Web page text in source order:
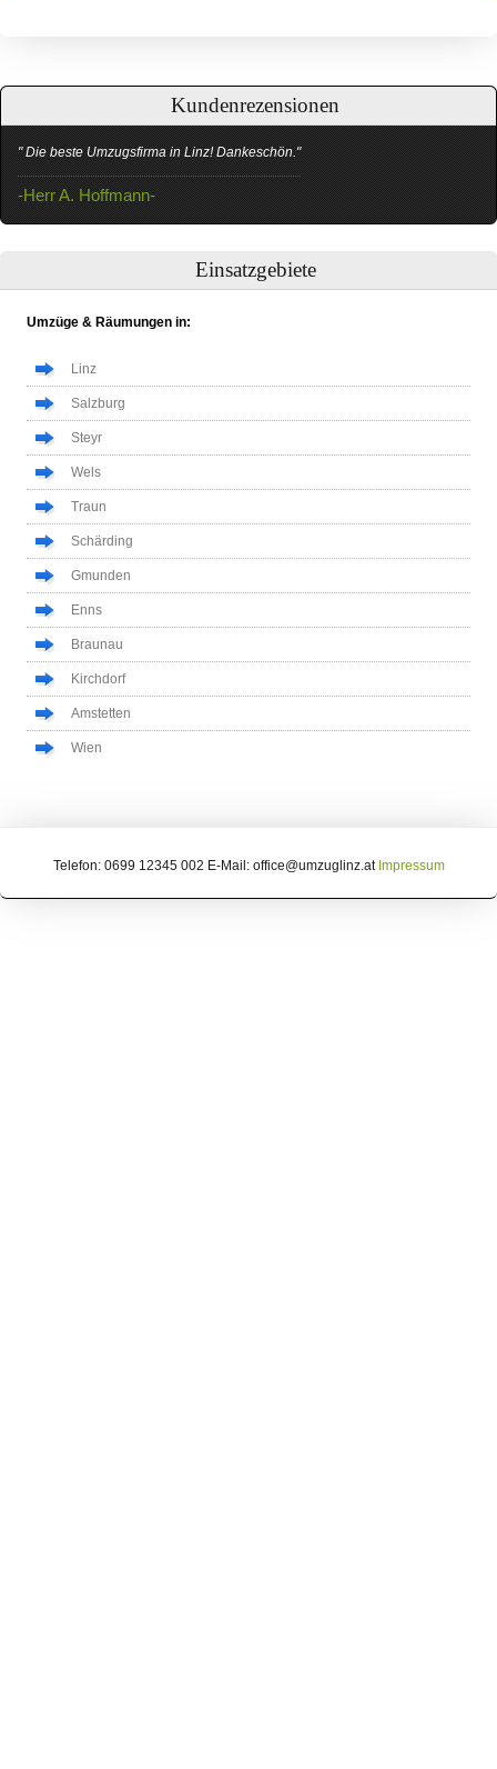
Kundenrezensionen
" Die beste Umzugsfirma in Linz! Dankeschön."
-Herr A. Hoffmann-
Einsatzgebiete
Umzüge & Räumungen in:
Linz
Salzburg
Steyr
Wels
Traun
Schärding
Gmunden
Enns
Braunau
Kirchdorf
Amstetten
Wien
Telefon: 0699 12345 002 E-Mail: office@umzuglinz.at Impressum